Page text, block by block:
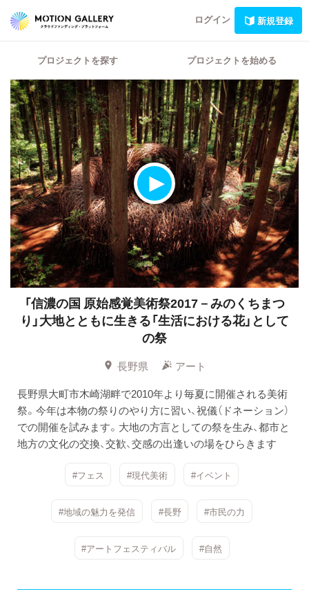
ログイン 新規登録
プロジェクトを探す プロジェクトを始める
「信濃の国 原始感覚美術祭2017－みのくちまつ
り」大地とともに生きる「生活における花」として
の祭
長野県
アート
長野県大町市木崎湖畔で2010年より毎夏に開催される美術
祭。今年は本物の祭りのやり方に習い、祝儀（ドネーション）
での開催を試みます。大地の方言としての祭を生み、都市と
地方の文化の交換、交歓、交感の出逢いの場をひらきます
#フェス #現代美術 #イベント
#地域の魅力を発信 #長野 #市民の力
#アートフェスティバル #自然